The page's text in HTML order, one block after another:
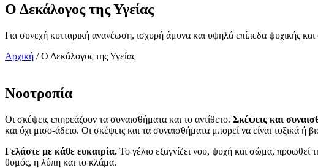
Ο Δεκάλογος της Υγείας
Για συνεχή κυτταρική ανανέωση, ισχυρή άμυνα και υψηλά επίπεδα ψυχικής και
Αρχική /Ο Δεκάλογος της Υγείας
Νοοτροπία
Οι σκέψεις επηρεάζουν τα συναισθήματα και το αντίθετο. Σκέψεις και
και όχι μισο-άδειο. Οι σκέψεις και τα συναισθήματα μπορεί να είναι τοξικά ή
Γελάστε με κάθε ευκαιρία. Το γέλιο εξαγνίζει νου, ψυχή και σώμα,
θυμός, η λύπη και το κλάμα.